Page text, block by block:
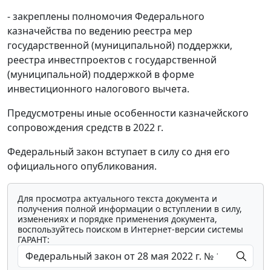
- закреплены полномочия Федерального
казначейства по ведению реестра мер
государственной (муниципальной) поддержки,
реестра инвестпроектов с государственной
(муниципальной) поддержкой в форме
инвестиционного налогового вычета.
Предусмотрены иные особенности казначейского
сопровождения средств в 2022 г.
Федеральный закон вступает в силу со дня его
официального опубликования.
Для просмотра актуального текста документа и
получения полной информации о вступлении в силу,
изменениях и порядке применения документа,
воспользуйтесь поиском в Интернет-версии системы
ГАРАНТ: